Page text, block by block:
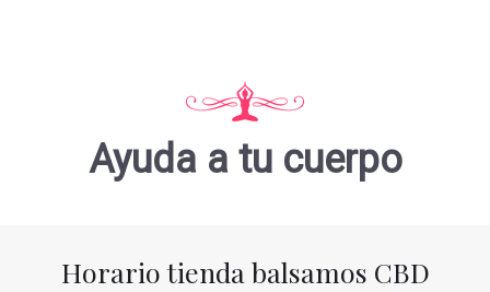
Ayuda a tu cuerpo
Horario tienda balsamos CBD